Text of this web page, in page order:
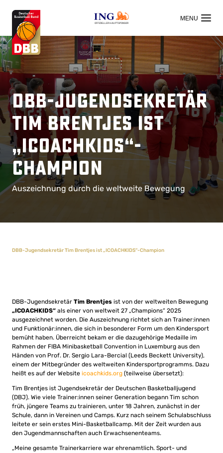
OFFIZIELLER HAUPTSPONSOR
DBB-Jugendsekretär
Tim Brentjes ist
„ICOACHKIDS“-
Champion
Auszeichnung durch die weltweite Bewegung
DBB-Jugendsekretär Tim Brentjes ist „ICOACHKIDS“-Champion
DBB-Jugendsekretär Tim Brentjes ist von der weltweiten Bewegung
„ICOACHKIDS“ als einer von weltweit 27 „Champions“ 2025
ausgezeichnet worden. Die Auszeichnung richtet sich an Trainer:innen
und Funktionär:innen, die sich in besonderer Form um den Kindersport
bemüht haben. Überreicht bekam er die dazugehörige Medaille im
Rahmen der FIBA Minibasketball Convention in Luxemburg aus den
Händen von Prof. Dr. Sergio Lara-Bercial (Leeds Beckett University),
einem der Mitbegründer des weltweiten Kindersportprogramms. Dazu
heißt es auf der Website icoachkids.org (teilweise übersetzt):
Tim Brentjes ist Jugendsekretär der Deutschen Basketballjugend
(DBJ). Wie viele Trainer:innen seiner Generation begann Tim schon
früh, jüngere Teams zu trainieren, unter 18 Jahren, zunächst in der
Schule, dann in Vereinen und Camps. Kurz nach seinem Schulabschluss
leitete er sein erstes Mini-Basketballcamp. Mit der Zeit wurden aus
den Jugendmannschaften auch Erwachsenenteams.
„Meine gesamte Trainerkarriere war ehrenamtlich. Sport- und